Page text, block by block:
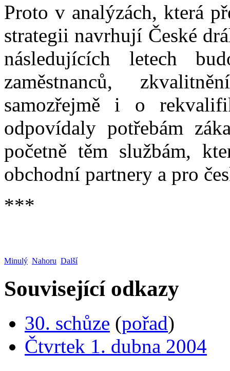
Proto v analýzách, která
strategii navrhují České
následujících letech
zaměstnanců,
samozřejmě i o
odpovídaly potřebám
početně těm službám,
obchodní partnery a pro
***
Minulý Nahoru Další
Související odkazy
30. schůze (pořad)
Čtvrtek 1. dubna 2004